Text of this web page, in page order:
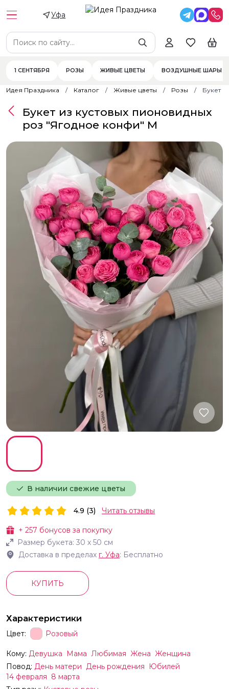
Уфа
1 СЕНТЯБРЯ РОЗЫ ЖИВЫЕ ЦВЕТЫ ВОЗДУШНЫЕ ШАРЫ
Идея Праздника Каталог Живые цветы Розы Букет
В наличии свежие цветы
Букет из кустовых пионовидных
роз "Ягодное конфи" M
+ 257 бонусов за покупку
Размер букета: 30 х 50 см
Доставка в пределах г. Уфа: Бесплатно
4.9 (3) Читать отзывы
КУПИТЬ
Характеристики
Цвет: Розовый
Кому: Девушка Мама Любимая Жена Женщина
Повод: День матери День рождения
Юбилей
14 февраля 8 марта